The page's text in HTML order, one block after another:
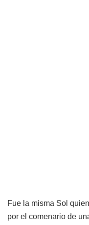
Fue la misma Sol
por el comenario de